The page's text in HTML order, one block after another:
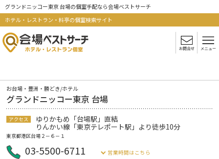
グランドニッコー東京 台場の個室手配なら会場ベストサーチ
ホテル・レストラン・料亭の個室検索サイト
お問合せ メニュー
お台場・豊洲・勝どき/ホテル
グランドニッコー東京 台場
アクセス
ゆりかもめ「台場駅」直結
りんかい線「東京テレポート駅」より徒歩10分
東京都港区台場２－６－１
03-5500-6711 営業時間はこちら